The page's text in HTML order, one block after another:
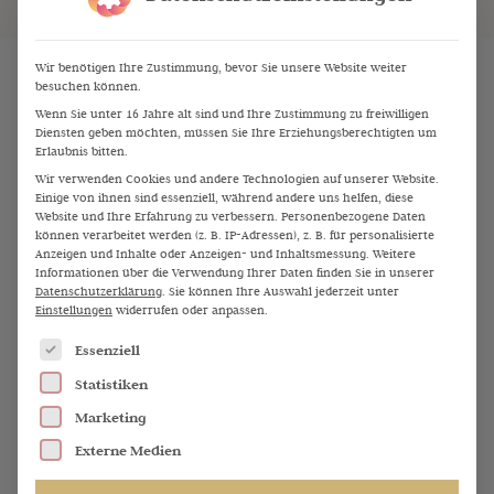
Weitere Folgen wie dieseAlle Folgen
Die größten Ernährungsirrtümer – Interview mit Dr.
Matthias Riedl
u
Wir benötigen Ihre Zustimmung, bevor Sie unsere Website weiter
besuchen können.
Wenn Sie unter 16 Jahre alt sind und Ihre Zustimmung zu freiwilligen
Diensten geben möchten, müssen Sie Ihre Erziehungsberechtigten um
Erlaubnis bitten.
Wir verwenden Cookies und andere Technologien auf unserer Website.
Einige von ihnen sind essenziell, während andere uns helfen, diese
Website und Ihre Erfahrung zu verbessern. Personenbezogene Daten
können verarbeitet werden (z. B. IP-Adressen), z. B. für personalisierte
Anzeigen und Inhalte oder Anzeigen- und Inhaltsmessung. Weitere
Informationen über die Verwendung Ihrer Daten finden Sie in unserer
Datenschutzerklärung Sie können Ihre Auswahl jederzeit unter
Einstellungen widerrufen oder anpassen.
Es folgt eine Liste der Service-Gruppen, für die eine
Essenziell
Statistiken
Marketing
Externe Medien